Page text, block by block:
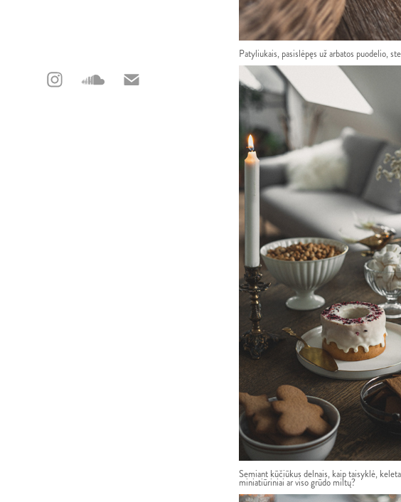
Patyliukais, pasislėpęs už arbatos puodelio,
Semiant kūčiūkus delnais, kaip taisyklė,
miniatiūriniai ar viso grūdo miltų?